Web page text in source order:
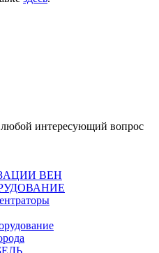
интересующий вопрос
ВЕН